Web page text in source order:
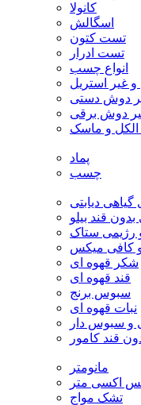
کانولا
اسگالش
تست کتون
تست ادرار
انواع چسب
و غیر استریل
دوش دستی
دوش برقی
الکل و ماسک
پماد
چسب
گیاهی دیابتی
قند بیلو
رژیمی ستاک
کافی میکس
شکر قهوه ای
قند قهوه ای
سبوس برنج
نبات قهوه ای
و سبوس دار
قند کامور
مانومتر
اکسی متر
تشک مواج